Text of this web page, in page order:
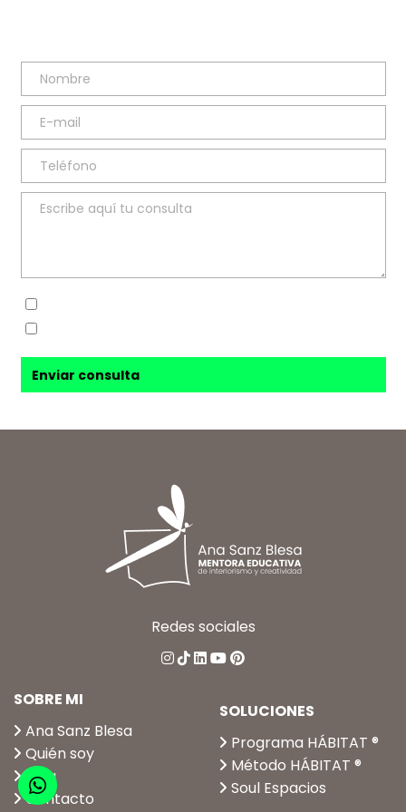
Redes sociales
SOBRE MI
Ana Sanz Blesa
Quién soy
Blog
Contacto
SOLUCIONES
Programa HÁBITAT ®
Método HÁBITAT ®
Soul Espacios